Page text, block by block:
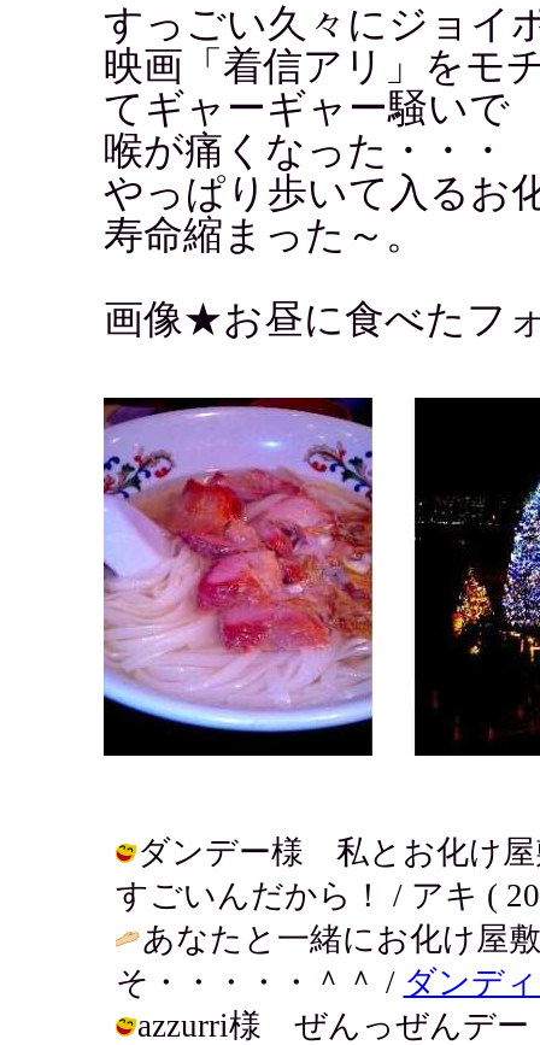
すっごい久々にジョイ
映画「着信アリ」をモ
てギャーギャー騒いで
喉が痛くなった・・・
やっぱり歩いて入るお
寿命縮まった～。
画像★お昼に食べたフ
ダンデー様 私とお化け屋
すごいんだから！ / アキ (
あなたと一緒にお化け屋
そ・・・・・＾＾ / ダンデ
azzurri様 ぜんっぜんデー